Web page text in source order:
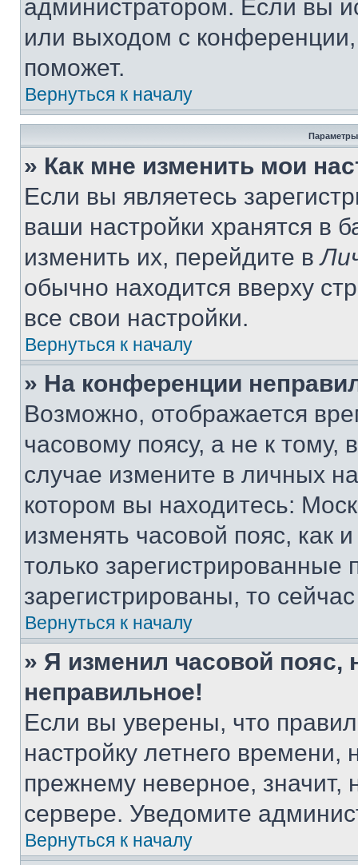
администратором. Если вы
или выходом с
поможет.
Вернуться к началу
Параметры
» Как мне изменить мои
Если вы являетесь
ваши настройки хранятся в
изменить их, перейдите в
обычно находится вверху
все свои настройки.
Вернуться к началу
» На конференции
Возможно, отображается
часовому поясу, а не к тому,
случае измените в личных
котором вы находитесь:
изменять часовой пояс, как
только
зарегистрированы, то
Вернуться к началу
» Я изменил часовой пояс,
неправильное!
Если вы уверены, что
настройку летнего
прежнему неверное, значит,
сервере. Уведомите
Вернуться к началу